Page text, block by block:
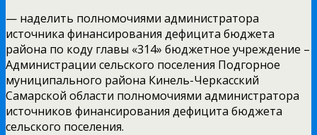
— наделить полномочиями администратора
источника финансирования дефицита бюджета
района по коду главы «314» бюджетное учреждение –
Администрации сельского поселения Подгорное
муниципального района Кинель-Черкасский
Самарской области полномочиями администратора
источников финансирования дефицита бюджета
сельского поселения.